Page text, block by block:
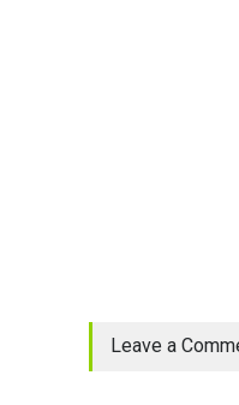
Leave a